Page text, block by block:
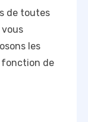
de toutes
vous
les
fonction de